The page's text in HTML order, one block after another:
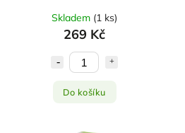
Skladem (1 ks)
269 Kč
Do košíku